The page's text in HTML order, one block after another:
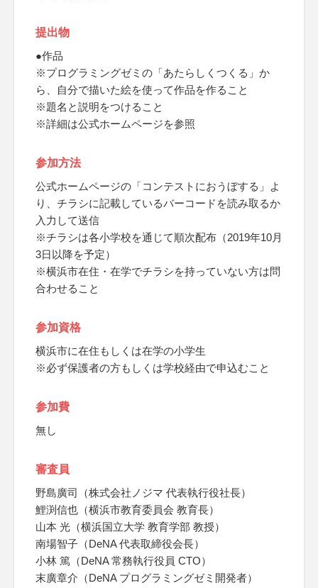
提出物
●作品
※プログラミングゼミの「あたらしくつくる」か
ら、自分で描いた絵を使って作品を作ること
※題名と説明をつけること
※詳細は公式ホームページを参照
参加方法
公式ホームページの「コンテストにおうぼする」よ
り、チラシに記載しているバーコードを読み取るか
入力して送信
※チラシは各小学校を通じて順次配布（2019年10月
3日以降を予定）
※横浜市在住・在学でチラシを持っていない方は問
合わせること
参加資格
横浜市に在住もしくは在学の小学生
※必ず保護者の方もしくは学校経由で申込むこと
参加費
無し
審査員
野島廣司（株式会社ノジマ 代表執行役社長）
鯉渕信也（横浜市教育委員会 教育長）
山本 光（横浜国立大学 教育学部 教授）
南場智子（DeNA 代表取締役会長）
小林 篤（DeNA 常務執行役員 CTO）
末廣章介（DeNA プログラミングゼミ開発者）